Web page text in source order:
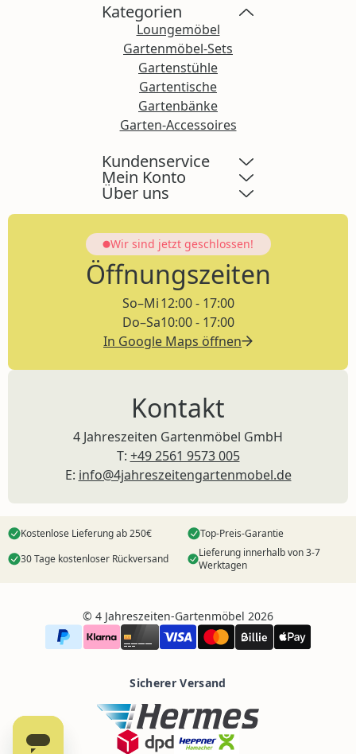
Kategorien
Loungemöbel
Gartenmöbel-Sets
Gartenstühle
Gartentische
Gartenbänke
Garten-Accessoires
Kundenservice
Mein Konto
Über uns
Wir sind jetzt geschlossen!
Öffnungszeiten
So–Mi
Do–Sa
12:00 - 17:00
10:00 - 17:00
In Google Maps öffnen
Kontakt
4 Jahreszeiten Gartenmöbel GmbH
T: +49 2561 9573 005
E: info@4jahreszeitengartenmobel.de
Kostenlose Lieferung ab 250€
Top-Preis-Garantie
30 Tage kostenloser Rückversand
Lieferung innerhalb von 3-7
Werktagen
©️ 4 Jahreszeiten-Gartenmöbel 2026
Sicherer Versand